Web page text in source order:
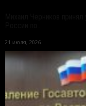
21 июля, 2026